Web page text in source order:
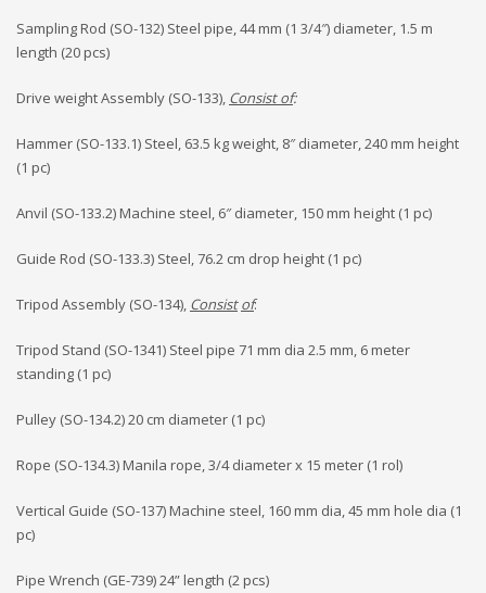
Sampling Rod (SO-132) Steel pipe, 44 mm (1 3/4″) diameter, 1.5 m
length (20 pcs)
Drive weight Assembly (SO-133), Consist of:
Hammer (SO-133.1) Steel, 63.5 kg weight, 8″ diameter, 240 mm height
(1 pc)
Anvil (SO-133.2) Machine steel, 6″ diameter, 150 mm height (1 pc)
Guide Rod (SO-133.3) Steel, 76.2 cm drop height (1 pc)
Tripod Assembly (SO-134), Consist of:
Tripod Stand (SO-1341) Steel pipe 71 mm dia 2.5 mm, 6 meter
standing (1 pc)
Pulley (SO-134.2) 20 cm diameter (1 pc)
Rope (SO-134.3) Manila rope, 3/4 diameter x 15 meter (1 rol)
Vertical Guide (SO-137) Machine steel, 160 mm dia, 45 mm hole dia (1
pc)
Pipe Wrench (GE-739) 24” length (2 pcs)